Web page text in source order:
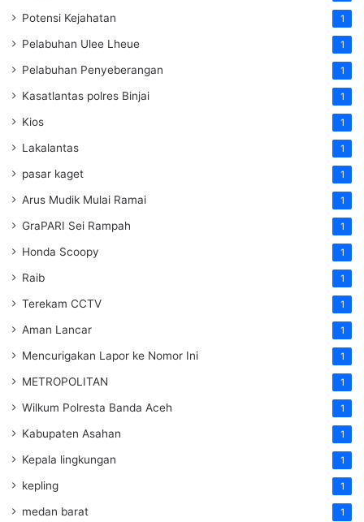
Potensi Kejahatan 1
Pelabuhan Ulee Lheue 1
Pelabuhan Penyeberangan 1
Kasatlantas polres Binjai 1
Kios 1
Lakalantas 1
pasar kaget 1
Arus Mudik Mulai Ramai 1
GraPARI Sei Rampah 1
Honda Scoopy 1
Raib 1
Terekam CCTV 1
Aman Lancar 1
Mencurigakan Lapor ke Nomor Ini 1
METROPOLITAN 1
Wilkum Polresta Banda Aceh 1
Kabupaten Asahan 1
Kepala lingkungan 1
kepling 1
medan barat 1